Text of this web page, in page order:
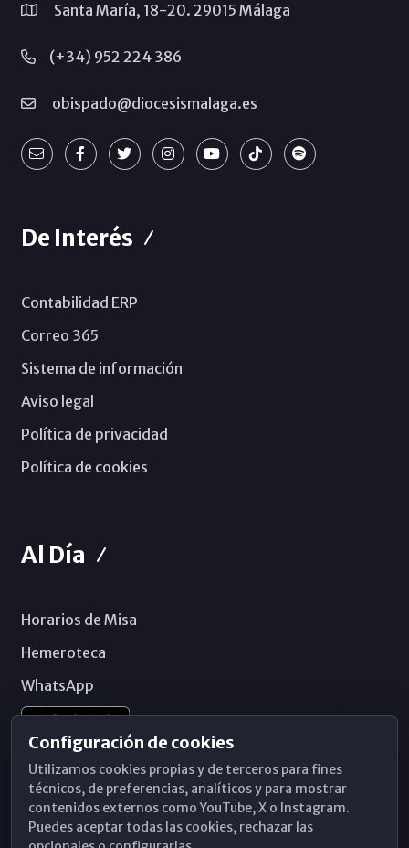
Santa María, 18-20. 29015 Málaga
(+34) 952 224 386
obispado@diocesismalaga.es
De Interés
Contabilidad ERP
Correo 365
Sistema de información
Aviso legal
Política de privacidad
Política de cookies
Al Día
Horarios de Misa
Hemeroteca
WhatsApp
Configuración de cookies
Utilizamos cookies propias y de terceros para fines
técnicos, de preferencias, analíticos y para mostrar
contenidos externos como YouTube, X o Instagram.
Puedes aceptar todas las cookies, rechazar las